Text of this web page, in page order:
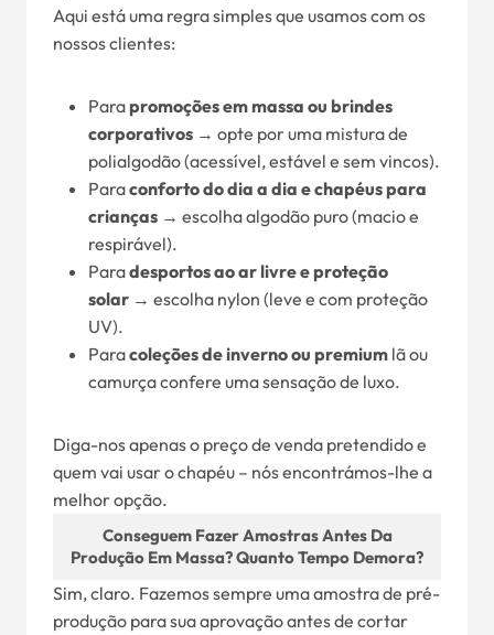
Aqui está uma regra simples que usamos com os
nossos clientes:
Parapromoções em massa ou brindes
corporativos → opte por uma mistura de
polialgodão (acessível, estável e sem vincos).
Paraconforto do dia a dia e chapéus para
crianças → escolha algodão puro (macio e
respirável).
Paradesportos ao ar livre e proteção
solar → escolha nylon (leve e com proteção
UV).
Paracoleções de inverno ou premium lã ou
camurça confere uma sensação de luxo.
Diga-nos apenas o preço de venda pretendido e
quem vai usar o chapéu – nós encontrámos-lhe a
melhor opção.
Conseguem Fazer Amostras Antes Da
Produção Em Massa? Quanto Tempo Demora?
Sim, claro. Fazemos sempre uma amostra de pré-
produção para sua aprovação antes de cortar